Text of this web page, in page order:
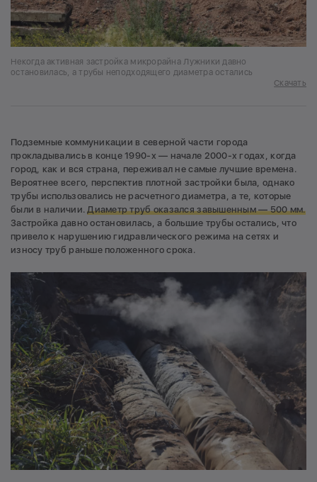
Некогда активная застройка микрорайна Лужники давно
остановилась, а трубы неподходящего диаметра остались
Скачать
Подземные коммуникации в северной части города
прокладывались в конце 1990-х — начале 2000-х годах, когда
город, как и вся страна, переживал не самые лучшие времена.
Вероятнее всего, перспектив плотной застройки была, однако
трубы использовались не расчетного диаметра, а те, которые
были в наличии.Диаметр труб оказался завышенным — 500 мм.
Застройка давно остановилась, а большие трубы остались, что
привело к нарушению гидравлического режима на сетях и
износу труб раньше положенного срока.